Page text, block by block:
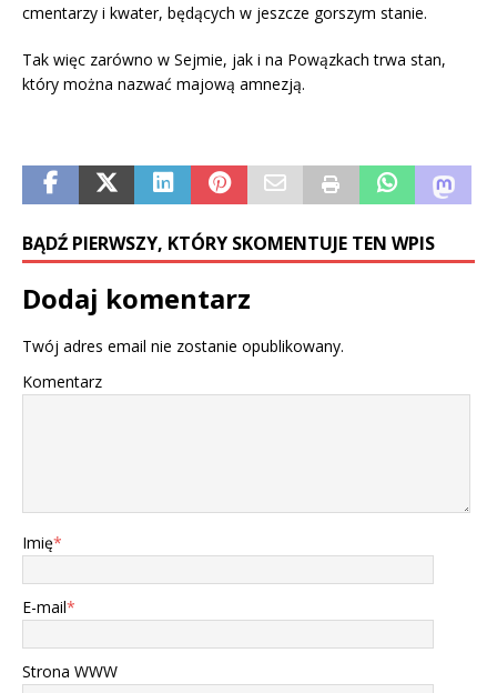
cmentarzy i kwater, będących w jeszcze gorszym stanie.
Tak więc zarówno w Sejmie, jak i na Powązkach trwa stan,
który można nazwać majową amnezją.
BĄDŹ PIERWSZY, KTÓRY SKOMENTUJE TEN WPIS
Dodaj komentarz
Twój adres email nie zostanie opublikowany.
Komentarz
Imię*
E-mail*
Strona WWW